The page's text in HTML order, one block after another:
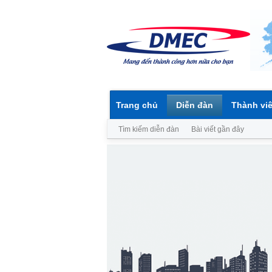
Trang chủ Diễn đàn
Tìm kiếm diễn đàn Bài viết gần đây
Thành